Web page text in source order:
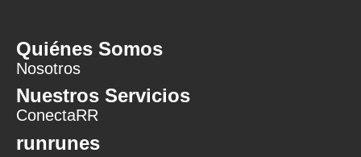
Quiénes Somos
Nosotros
Nuestros Servicios
ConectaRR
runrunes